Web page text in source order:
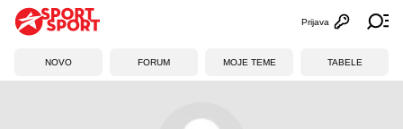
Otvori
Prijava
NOVO FORUM MOJE TEME TABELE